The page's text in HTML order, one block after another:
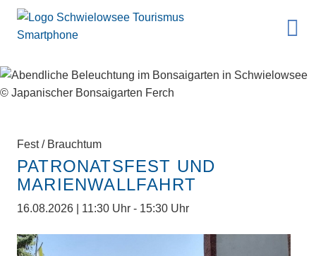
Fest / Brauchtum
PATRONATSFEST UND
MARIENWALLFAHRT
16.08.2026 | 11:30 Uhr - 15:30 Uhr